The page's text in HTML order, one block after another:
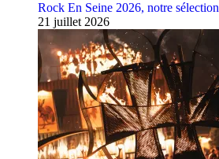
Rock En Seine 2026, notre sélection
21 juillet 2026